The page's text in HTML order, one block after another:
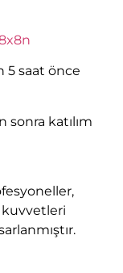
saat önce
sonra katılım